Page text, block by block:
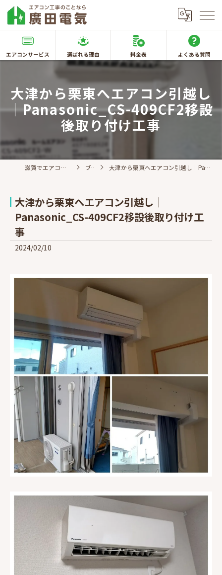
エアコンサービス 選ばれる理由 料金表 よくある質問
大津から栗東へエアコン引越し
｜Panasonic_CS-409CF2移設
後取り付け工事
滋賀でエアコン取付なら廣田電気 ブログ 大津から栗東へエアコン引越し｜Panasonic_CS-409CF2移設後取り付け工事
大津から栗東へエアコン引越し｜
Panasonic_CS-409CF2移設後取り付け工
事
2024/02/10